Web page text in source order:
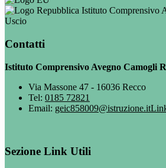
Istituto Comprensivo
Uscio
Contatti
Istituto Comprensivo Avegno Camogli
Via Massone 47 - 16036 Recco
Tel: 0185 72821
Email: geic858009@istruzione.it
Sezione Link Utili